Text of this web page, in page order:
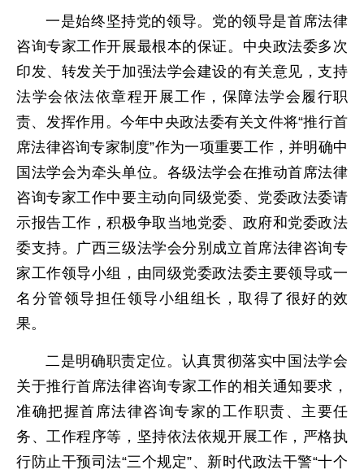
一是始终坚持党的领导。党的领导是首席法律
咨询专家工作开展最根本的保证。中央政法委多次
印发、转发关于加强法学会建设的有关意见，支持
法学会依法依章程开展工作，保障法学会履行职
责、发挥作用。今年中央政法委有关文件将“推行首
席法律咨询专家制度”作为一项重要工作，并明确中
国法学会为牵头单位。各级法学会在推动首席法律
咨询专家工作中要主动向同级党委、党委政法委请
示报告工作，积极争取当地党委、政府和党委政法
委支持。广西三级法学会分别成立首席法律咨询专
家工作领导小组，由同级党委政法委主要领导或一
名分管领导担任领导小组组长，取得了很好的效
果。
二是明确职责定位。认真贯彻落实中国法学会
关于推行首席法律咨询专家工作的相关通知要求，
准确把握首席法律咨询专家的工作职责、主要任
务、工作程序等，坚持依法依规开展工作，严格执
行防止干预司法“三个规定”、新时代政法干警“十个